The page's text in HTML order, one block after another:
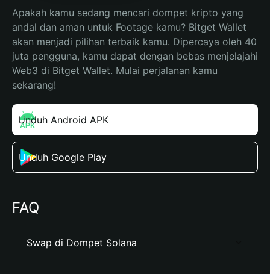
Apakah kamu sedang mencari dompet kripto yang
andal dan aman untuk Footage kamu? Bitget Wallet
akan menjadi pilihan terbaik kamu. Dipercaya oleh 40
juta pengguna, kamu dapat dengan bebas menjelajahi
Web3 di Bitget Wallet. Mulai perjalanan kamu
sekarang!
Unduh Android APK
Unduh Google Play
FAQ
Swap di Dompet Solana